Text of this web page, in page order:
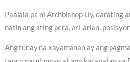
Paalala pa ni Archbishop Uy, darating
natin ang ating pera, ari-arian,
Ang tunay na kayamanan ay ang